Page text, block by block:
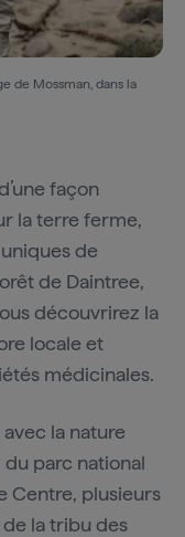
de Mossman, dans la
façon
la terre ferme,
de
de Daintree,
découvrirez la
locale et
médicinales.
la nature
du parc national
Centre, plusieurs
la tribu des